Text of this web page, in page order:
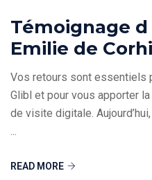
Témoignage
Emilie de
Vos retours sont essentiels
Glibl et pour vous apporter
de visite digitale.
...
READ MORE